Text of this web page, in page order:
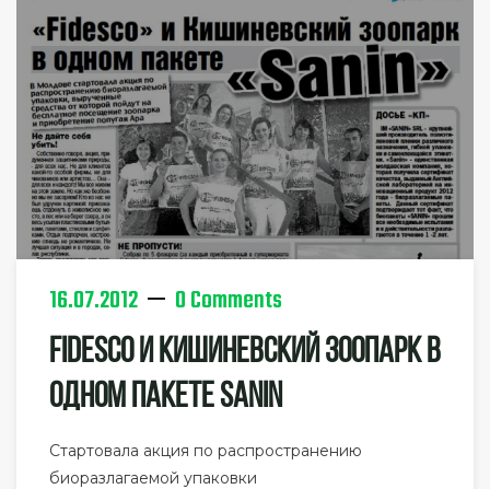
16.07.2012 0 Comments
Fidesco И Кишиневский Зоопарк В
Одном Пакете SANIN
Стартовала акция по распространению
биоразлагаемой упаковки